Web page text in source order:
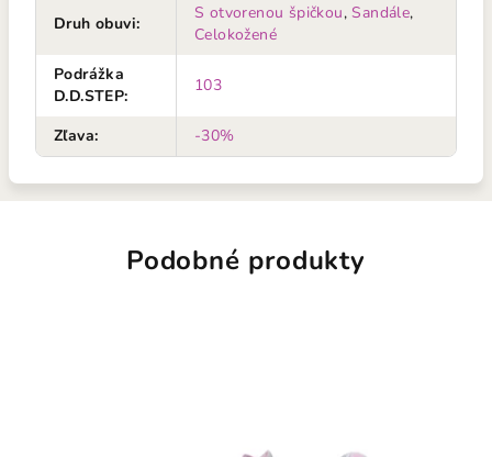
Druh obuvi:
S otvorenou špičkou,Sandále,
Celokožené
Podrážka
D.D.STEP:
103
Zľava: -30%
Podobné produkty